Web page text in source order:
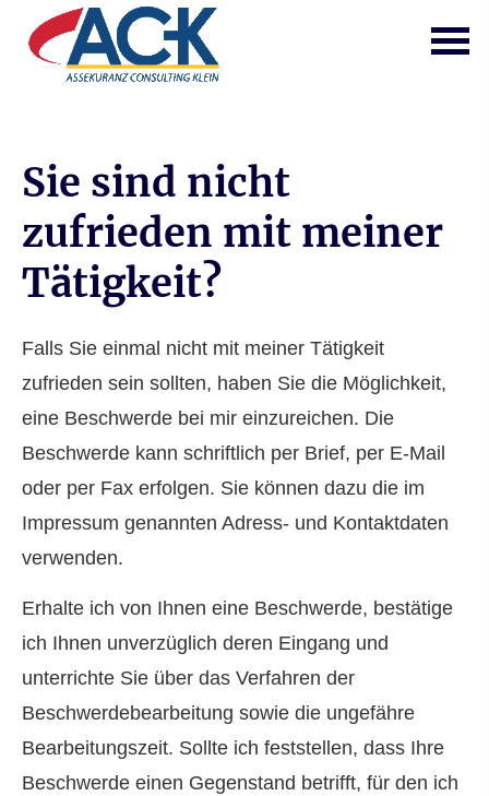
Sie sind nicht
zufrieden mit meiner
Tätigkeit?
Falls Sie einmal nicht mit meiner Tätigkeit
zufrieden sein sollten, haben Sie die Möglichkeit,
eine Beschwerde bei mir einzureichen. Die
Beschwerde kann schriftlich per Brief, per E-Mail
oder per Fax erfolgen. Sie können dazu die im
Impressum genannten Adress- und Kontaktdaten
verwenden.
Erhalte ich von Ihnen eine Beschwerde, bestätige
ich Ihnen unverzüglich deren Eingang und
unterrichte Sie über das Verfahren der
Beschwerdebearbeitung sowie die ungefähre
Bearbeitungszeit. Sollte ich feststellen, dass Ihre
Beschwerde einen Gegenstand betrifft, für den ich